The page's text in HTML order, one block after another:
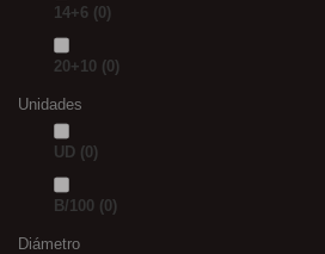
14+6 (0)
20+10 (0)
Unidades
UD (0)
B/100 (0)
Diámetro